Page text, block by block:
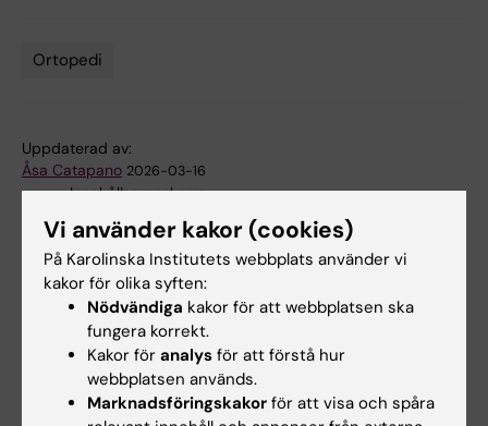
Ortopedi
Uppdaterad av:
Åsa Catapano 2026-03-16
Innehållsgranskare:
Dela
Relaterade artiklar
Vi använder kakor (cookies)
På Karolinska Institutets webbplats använder vi
kakor för olika syften:
Nödvändiga kakor för att webbplatsen ska
fungera korrekt.
Kakor för analys för att förstå hur
webbplatsen används.
Marknadsföringskakor för att visa och spåra